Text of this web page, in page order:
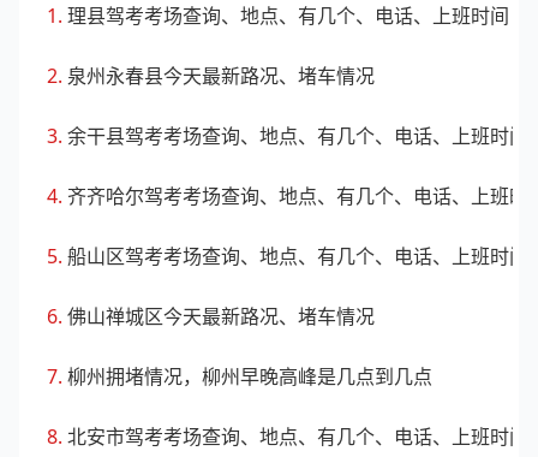
理县驾考考场查询、地点、有几个、电话、上班时间
泉州永春县今天最新路况、堵车情况
余干县驾考考场查询、地点、有几个、电话、上班时间
齐齐哈尔驾考考场查询、地点、有几个、电话、上班时
船山区驾考考场查询、地点、有几个、电话、上班时间
佛山禅城区今天最新路况、堵车情况
柳州拥堵情况，柳州早晚高峰是几点到几点
北安市驾考考场查询、地点、有几个、电话、上班时间